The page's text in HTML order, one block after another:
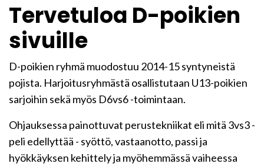
Tervetuloa D-poikien
sivuille
D-poikien ryhmä muodostuu 2014-15 syntyneistä
pojista. Harjoitusryhmästä osallistutaan U13-poikien
sarjoihin sekä myös D6vs6 -toimintaan.
Ohjauksessa painottuvat perustekniikat eli mitä 3vs3 -
peli edellyttää - syöttö, vastaanotto, passi ja
hyökkäyksen kehittely ja myöhemmässä vaiheessa